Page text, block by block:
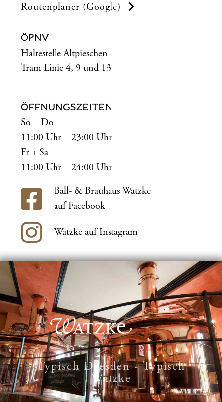
Routenplaner (Google)
ÖPNV
Haltestelle Altpieschen
Tram Linie 4, 9 und 13
ÖFFNUNGSZEITEN
So – Do
11:00 Uhr – 23:00 Uhr
Fr + Sa
11:00 Uhr – 24:00 Uhr
Ball- & Brauhaus Watzke
auf Facebook
Watzke auf Instagram
Typisch Dresden - Typisch
Watzke